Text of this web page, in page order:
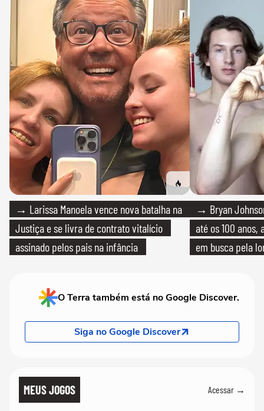
→ Larissa Manoela vence nova batalha na
Justiça e se livra de contrato vitalício
assinado pelos pais na infância
→ Bryan
até os 100
em busca pela
O Terra também está no Google Discover.
Siga no Google Discover
MEUS JOGOS Acessar →